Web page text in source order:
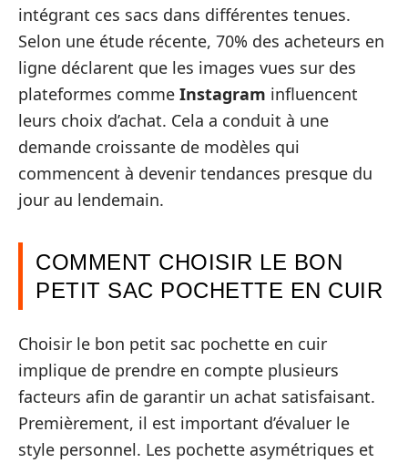
intégrant ces sacs dans différentes tenues.
Selon une étude récente, 70% des acheteurs en
ligne déclarent que les images vues sur des
plateformes comme Instagram influencent
leurs choix d’achat. Cela a conduit à une
demande croissante de modèles qui
commencent à devenir tendances presque du
jour au lendemain.
COMMENT CHOISIR LE BON
PETIT SAC POCHETTE EN CUIR
Choisir le bon petit sac pochette en cuir
implique de prendre en compte plusieurs
facteurs afin de garantir un achat satisfaisant.
Premièrement, il est important d’évaluer le
style personnel. Les pochette asymétriques et